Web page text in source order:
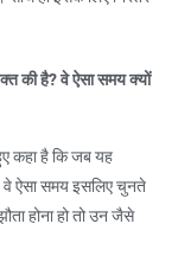
की है?वे ऐसा समय क्यों
कहा है कि जब यह
वे ऐसा समय इसलिए चुनते
होना हो तो उन जैसे